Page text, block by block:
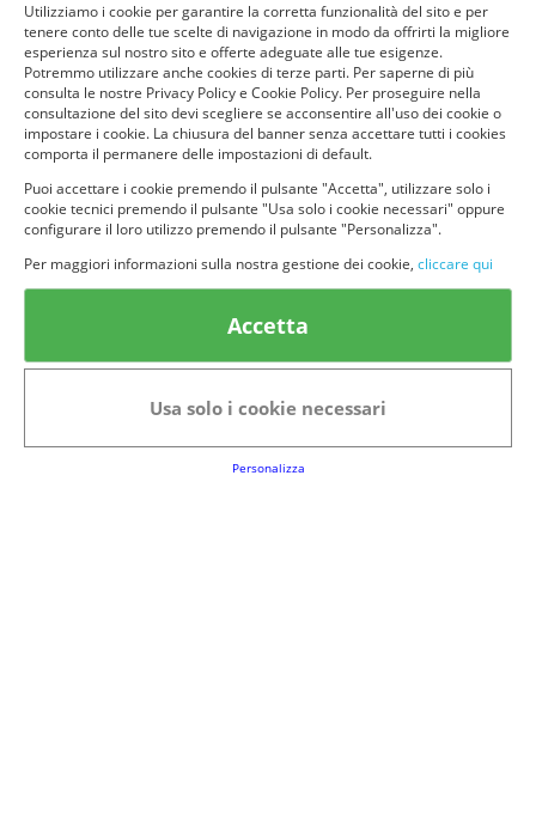
Categorie in evidenza
Alimenti e bevande
Senior
Utilizziamo i cookie per garantire la corretta funzionalità del sito e per
tenere conto delle tue scelte di navigazione in modo da offrirti la migliore
esperienza sul nostro sito e offerte adeguate alle tue esigenze.
Potremmo utilizzare anche cookies di terze parti. Per saperne di più
consulta le nostre Privacy Policy e Cookie Policy. Per proseguire nella
consultazione del sito devi scegliere se acconsentire all'uso dei cookie o
impostare i cookie. La chiusura del banner senza accettare tutti i cookies
comporta il permanere delle impostazioni di default.
Puoi accettare i cookie premendo il pulsante "Accetta", utilizzare solo i
cookie tecnici premendo il pulsante "Usa solo i cookie necessari" oppure
configurare il loro utilizzo premendo il pulsante "Personalizza".
Per maggiori informazioni sulla nostra gestione dei cookie, cliccare qui
Accetta
Usa solo i cookie necessari
Personalizza